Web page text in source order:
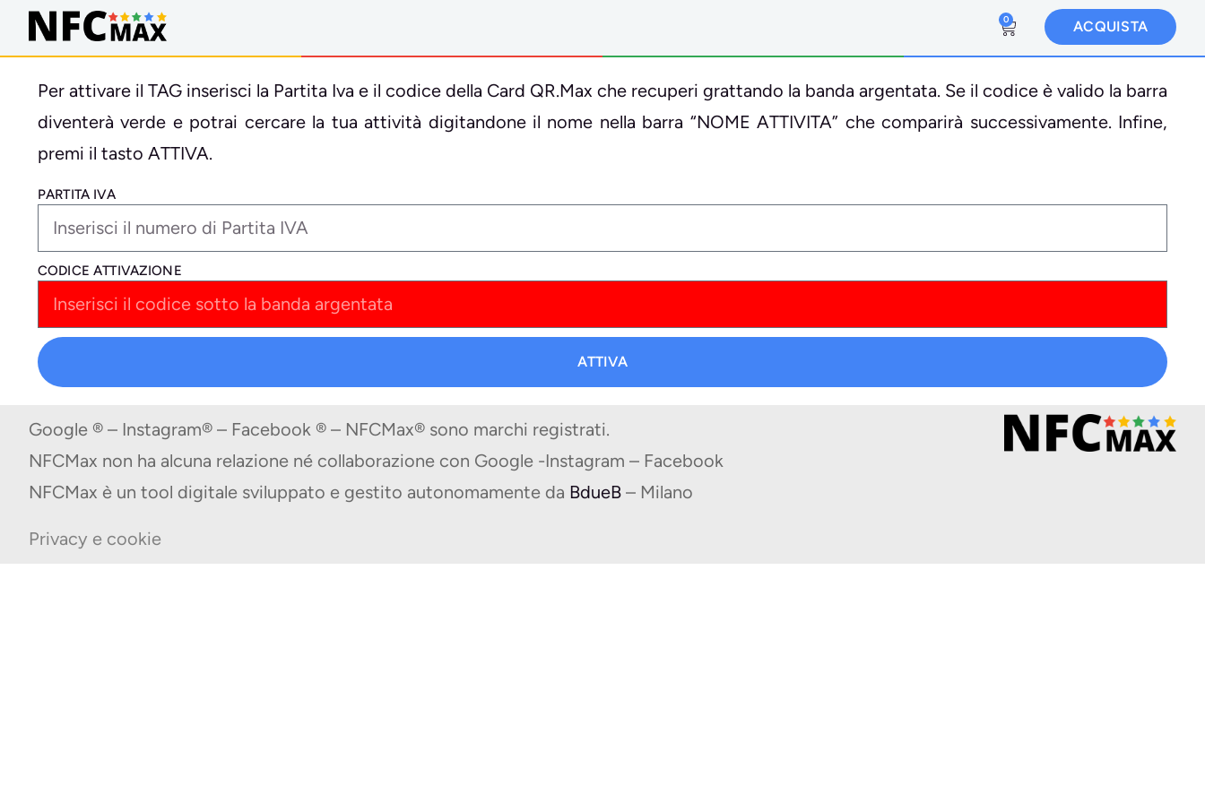
0 ACQUISTA
Per attivare il TAG inserisci la Partita Iva e il codice della Card QR.Max che recuperi grattando la banda argentata. Se il codice è valido la barra
diventerà verde e potrai cercare la tua attività digitandone il nome nella barra “NOME ATTIVITA” che comparirà successivamente. Infine,
premi il tasto ATTIVA.
PARTITA IVA
CODICE ATTIVAZIONE
ATTIVA
Google ® – Instagram® – Facebook ® – NFCMax® sono marchi registrati.
NFCMax non ha alcuna relazione né collaborazione con Google -Instagram – Facebook
NFCMax è un tool digitale sviluppato e gestito autonomamente da BdueB – Milano
Privacy e cookie